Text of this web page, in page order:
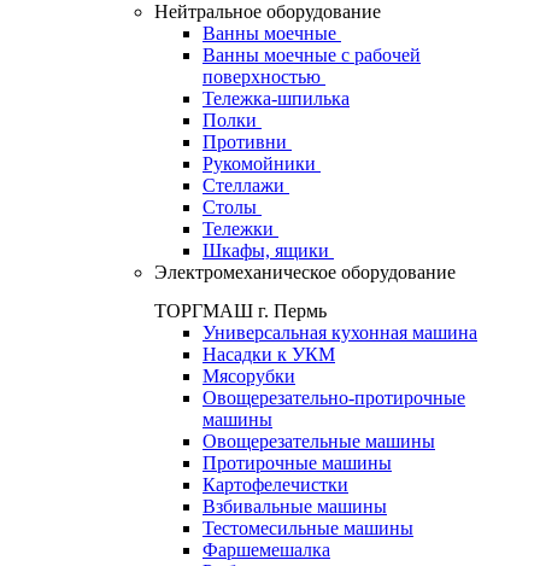
Нейтральное оборудование
Ванны моечные
Ванны моечные с рабочей
поверхностью
Тележка-шпилька
Полки
Противни
Рукомойники
Стеллажи
Столы
Тележки
Шкафы, ящики
Электромеханическое оборудование
ТОРГМАШ г. Пермь
Универсальная кухонная машина
Насадки к УКМ
Мясорубки
Овощерезательно-протирочные
машины
Овощерезательные машины
Протирочные машины
Картофелечистки
Взбивальные машины
Тестомесильные машины
Фаршемешалка